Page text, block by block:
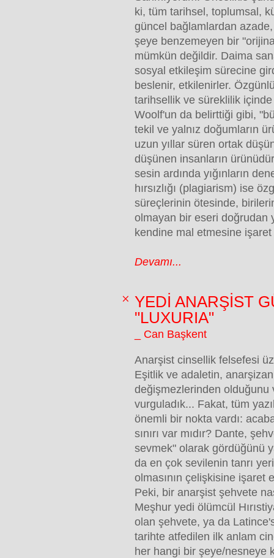
ki, tüm tarihsel, toplumsal,
güncel bağlamlardan
şeye benzemeyen bir
mümkün değildir. Daima
sosyal etkileşim sürecine
beslenir, etkilenirler.
tarihsellik ve süreklilik
Woolf'un da belirttiği gibi,
tekil ve yalnız doğumların
uzun yıllar süren ortak
düşünen insanların
sesin ardında yığınların
hırsızlığı (plagiarism) ise
süreçlerinin ötesinde,
olmayan bir eseri doğrudan
kendine mal etmesine işaret
Devamı...
YEDİ ANARŞİST
"LUXURIA"
_ Can Başkent
Anarşist cinsellik felsefesi
Eşitlik ve adaletin,
değişmezlerinden olduğunu
vurguladık... Fakat, tüm
önemli bir nokta vardı:
sınırı var mıdır? Dante,
sevmek" olarak gördüğünü
da en çok sevilenin tanrı
olmasının çelişkisine işaret
Peki, bir anarşist şehvete
Meşhur yedi ölümcül
olan şehvete, ya da
tarihte atfedilen ilk anlam
her hangi bir şeye/nesneye